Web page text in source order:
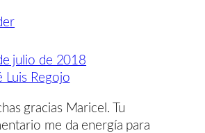
julio de 2018
Luis Regojo
gracias Maricel. Tu
me da energía para